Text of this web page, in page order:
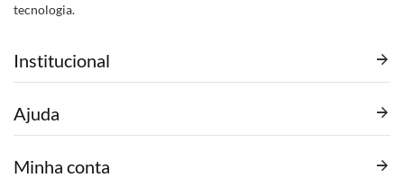
tecnologia.
Institucional
Ajuda
Minha conta